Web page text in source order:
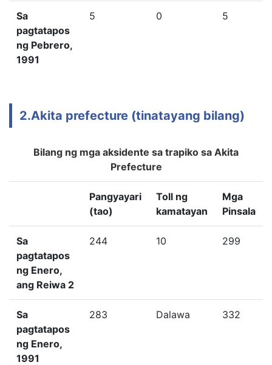
Sa
pagtatapos
ng Pebrero,
1991
5 0 5
2.Akita prefecture (tinatayang bilang)
Bilang ng mga aksidente sa trapiko sa Akita
Prefecture
Pangyayari
(tao)
Toll ng
kamatayan
Mga
Pinsala
Sa
pagtatapos
ng Enero,
ang Reiwa 2
244 10 299
Sa
pagtatapos
ng Enero,
1991
283 Dalawa 332